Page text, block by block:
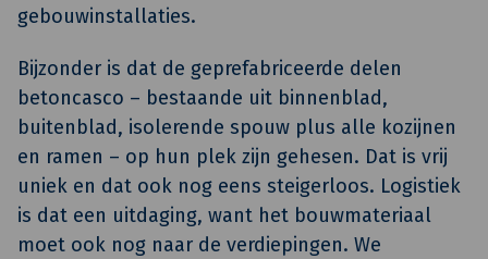
gebouwinstallaties.
Bijzonder is dat de geprefabriceerde delen
betoncasco – bestaande uit binnenblad,
buitenblad, isolerende spouw plus alle kozijnen
en ramen – op hun plek zijn gehesen. Dat is vrij
uniek en dat ook nog eens steigerloos. Logistiek
is dat een uitdaging, want het bouwmateriaal
moet ook nog naar de verdiepingen. We